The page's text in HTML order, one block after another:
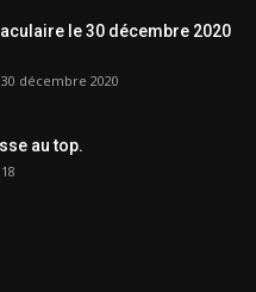
le 30 décembre 2020
30 décembre 2020
au top.